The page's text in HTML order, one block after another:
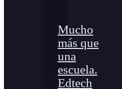
Mucho
más que
una
escuela.
Edtech